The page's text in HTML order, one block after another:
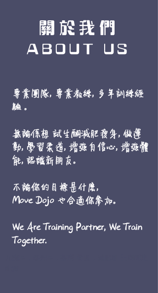
關於我們
ABOUT US
專業團隊, 專業教練, 多年訓練經
驗 。
無論係想 試生酮減肥瘦身, 做運
動, 學習柔道, 增強自信心, 增強體
能, 認識新朋友。
不論你的目標是什麼,
Move Dojo 也合適你參加。
​We Are Training Partner, We Train
Together.